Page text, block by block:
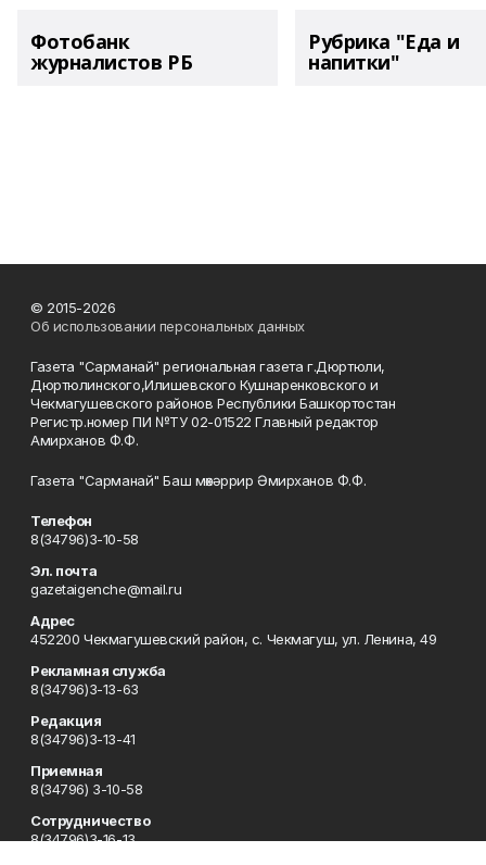
Фотобанк
журналистов РБ
Рубрика "Еда и
напитки"
© 2015-2026
Об использовании персональных данных
Газета "Сарманай" региональная газета г.Дюртюли,
Дюртюлинского,Илишевского Кушнаренковского и
Чекмагушевского районов Республики Башкортостан
Регистр.номер ПИ №ТУ 02-01522 Главный редактор
Амирханов Ф.Ф.
Газета "Сарманай" Баш мөхәррир Әмирханов Ф.Ф.
Телефон
8(34796)3-10-58
Эл. почта
gazetaigenche@mail.ru
Адрес
452200 Чекмагушевский район, с. Чекмагуш, ул. Ленина, 49
Рекламная служба
8(34796)3-13-63
Редакция
8(34796)3-13-41
Приемная
8(34796) 3-10-58
Сотрудничество
8(34796)3-16-13